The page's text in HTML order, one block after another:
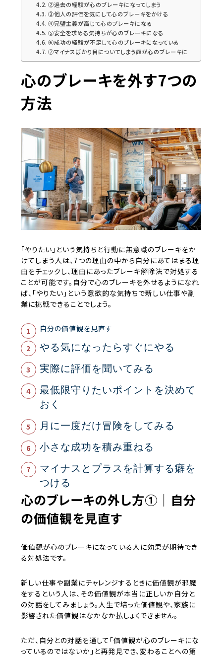
②過去の経験が心のブレーキになってしまう
③他人の評価を気にして心のブレーキをかける
④完璧主義が高じて心のブレーキになる
⑤安全を求める気持ちが心のブレーキになる
⑥成功の経験が不足して心のブレーキになっている
⑦マイナスばかり目についてしまう癖が心のブレーキに
心のブレーキを外す7つの
方法
「やりたい」という気持ちと行動に無意識のブレーキをか
けてしまう人は、7つの理由の中から自分にあてはまる理
由をチェックし、理由にあったブレーキ解除法で対処する
ことが可能です。自分で心のブレーキを外せるようになれ
ば、「やりたい」という意欲的な気持ちで新しい仕事や副
業に挑戦できることでしょう。
自分の価値観を見直す
やる気になったらすぐにやる
実際に評価を聞いてみる
最低限守りたいポイントを決めて
おく
月に一度だけ冒険をしてみる
小さな成功を積み重ねる
マイナスとプラスを計算する癖を
つける
心のブレーキの外し方①｜自分
の価値観を見直す
価値観が心のブレーキになっている人に効果が期待でき
る対処法です。
新しい仕事や副業にチャレンジするときに価値観が邪魔
をするという人は、その価値観が本当に正しいか自分と
の対話をしてみましょう。人生で培った価値観や、家族に
影響された価値観はなかなか払しょくできません。
ただ、自分との対話を通して「価値観が心のブレーキにな
っているのではないか」と再発見でき、変わることへの第